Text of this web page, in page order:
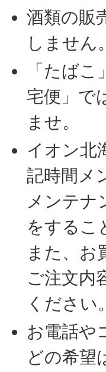
酒類の販
しません
「たば
宅便」で
ませ。
イオン北
記時間メ
メンテナ
をするこ
また、お
ご注文内
ください
お電話や
どの希望